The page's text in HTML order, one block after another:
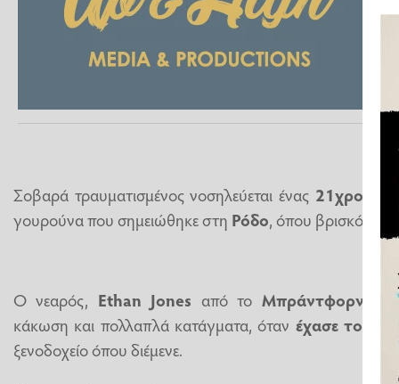
Σοβαρά τραυματισμένος νοσηλεύεται ένας 21χρονος
γουρούνα που σημειώθηκε στη Ρόδο, όπου βρισκόταν
Ο νεαρός, Ethan Jones από το Μπράντφορντ
,
κάκωση και πολλαπλά κατάγματα, όταν έχασε τον
ξενοδοχείο όπου διέμενε.